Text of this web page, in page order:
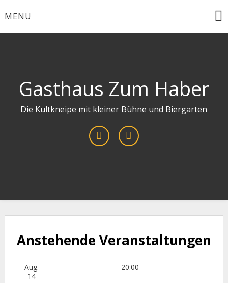
toMENU
Gasthaus Zum Haber
Die Kultkneipe mit kleiner Bühne und Biergarten
Anstehende Veranstaltungen
Aug.
14
20:00